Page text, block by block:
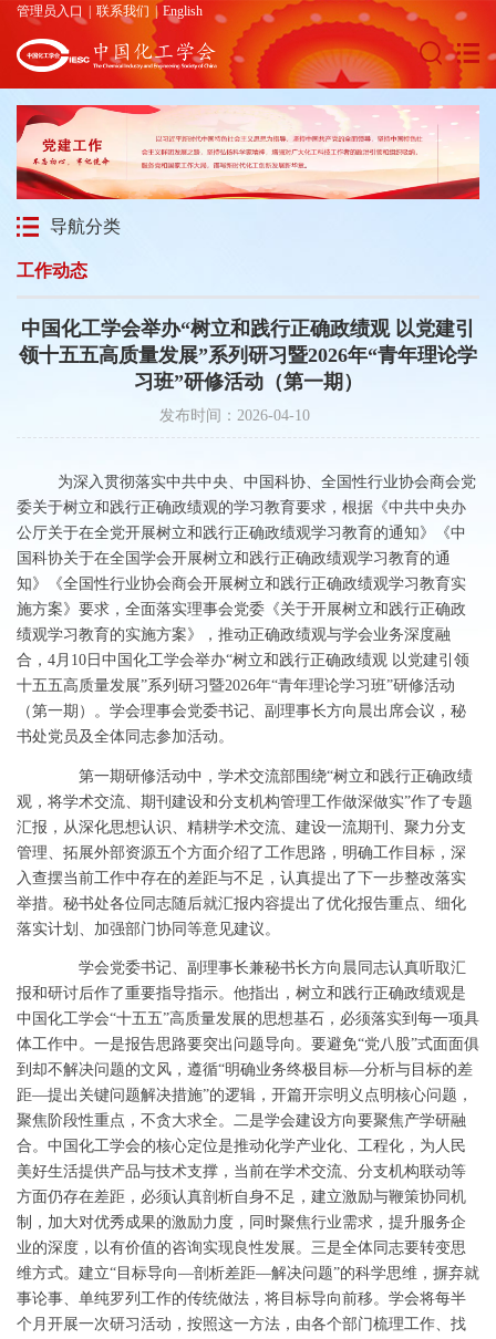
管理员入口 联系我们 | English
导航分类
工作动态
中国化工学会举办“树立和践行正确政绩观 以党建引
领十五五高质量发展”系列研习暨2026年“青年理论学
习班”研修活动（第一期）
发布时间：2026-04-10
为深入贯彻落实中共中央、中国科协、全国性行业协会商会党
委关于树立和践行正确政绩观的学习教育要求，根据《中共中央办
公厅关于在全党开展树立和践行正确政绩观学习教育的通知》《中
国科协关于在全国学会开展树立和践行正确政绩观学习教育的通
知》《全国性行业协会商会开展树立和践行正确政绩观学习教育实
施方案》要求，全面落实理事会党委《关于开展树立和践行正确政
绩观学习教育的实施方案》，推动正确政绩观与学会业务深度融
合 ， 4月10日中国化工学会举办“树立和践行正确政绩观 以党建引领
十五五高质量发展”系列研习暨2026年“青年理论学习班”研修活动
（第一期）。学会理事会党委书记、副理事长方向晨出席会议，秘
书处党员及全体同志参加活动。
第一期研修活动中，学术交流部围绕“树立和践行正确政绩
观，将学术交流、期刊建设和分支机构管理工作做深做实”作了专题
汇报，从深化思想认识、精耕学术交流、建设一流期刊、聚力分支
管理、拓展外部资源五个方面介绍了工作思路 ，明确工作目标， 深
入查摆当前工作中存在的差距与不足， 认真提出了下一步整改落实
举措。秘书处各位同志随后就汇报内容提出了优化报告重点 、细化
落实计划
、加强部门协同等意见建议。
学会党委书记、副理事长兼秘书长方向晨同志认真听取汇
报和研讨后作了重要指导指示。他指出，树立和践行正确政绩观是
中国化工学会“十五五”高质量发展的思想基石，必须落实到每一项具
体工作中。一是报告思路要突出问题导向。要避免“党八股”式面面俱
到却不解决问题的文风，遵循“明确业务终极目标―分析与目标的差
距―提出关键问题解决措施”的逻辑，开篇开宗明义点明核心问题，
聚焦阶段性重点，不贪大求全。二是学会建设方向要聚焦产学研融
合。 中国 化工学会的核心定位是推动化学产业化、工程化，为人民
美好生活提供产品与技术支撑，当前在学术交流、分支机构联动等
方面仍存在差距，必须认真剖析自身不足，建立激励与鞭策协同机
制，加大对优秀成果的激励力度，同时聚焦行业需求，提升服务企
业的深度，以有价值的咨询实现良性发展。三是全体同志要转变思
维方式。建立“目标导向―剖析差距―解决问题”的科学思维，摒弃就
事论事、单纯罗列工作的传统做法，将目标导向前移。 学会将每半
个月开展一次研习活动，按照这一方法 ，由各个部门梳理工作、找